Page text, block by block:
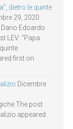
dietro le quinte
29, 2020
Edoardo
LEV: “Papa
first on
Dicembre
The post
appeared